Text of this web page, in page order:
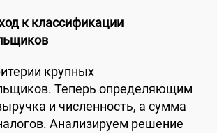
к классификации
крупных
Теперь определяющим
и численность, а сумма
Анализируем решение